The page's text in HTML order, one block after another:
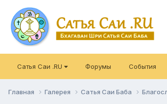
Сатья Саи .RU Форумы События
Главная Галерея Сатья Саи Баба